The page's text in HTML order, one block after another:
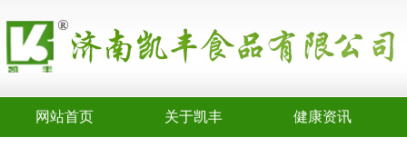
网站首页 关于凯丰 健康资讯